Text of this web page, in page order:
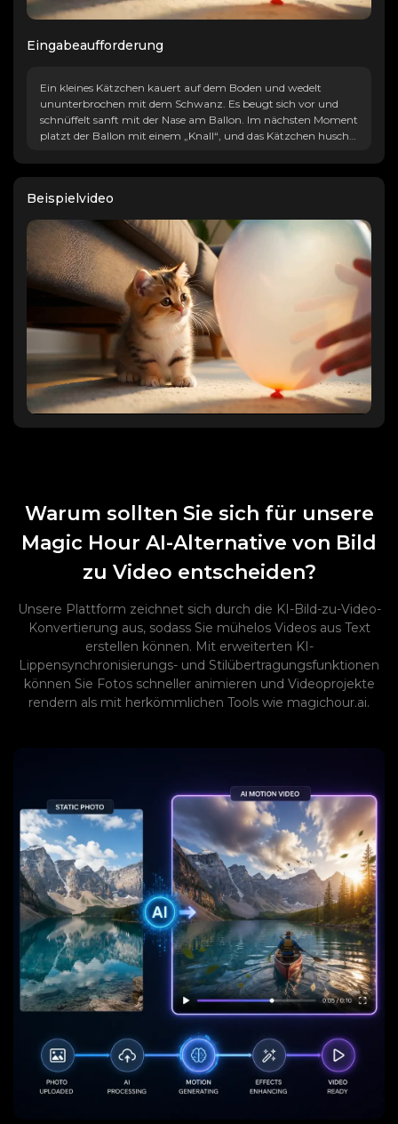
Eingabeaufforderung
Ein kleines Kätzchen kauert auf dem Boden und wedelt
ununterbrochen mit dem Schwanz. Es beugt sich vor und
schnüffelt sanft mit der Nase am Ballon. Im nächsten Moment
platzt der Ballon mit einem „Knall“, und das Kätzchen huscht
zusammen, von der nur die Hälfte seines Schwanzes sichtbar
Beispielvideo
Warum sollten Sie sich für unsere
Magic Hour AI-Alternative von Bild
zu Video entscheiden?
Unsere Plattform zeichnet sich durch die KI-Bild-zu-Video-
Konvertierung aus, sodass Sie mühelos Videos aus Text
erstellen können. Mit erweiterten KI-
Lippensynchronisierungs- und Stilübertragungsfunktionen
können Sie Fotos schneller animieren und Videoprojekte
rendern als mit herkömmlichen Tools wie magichour.ai.